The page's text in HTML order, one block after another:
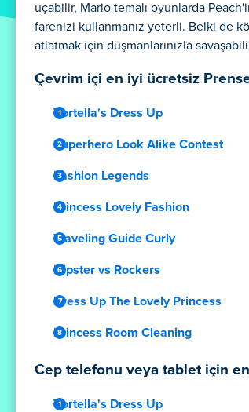
uçabilir, Mario temalı oyunlarda
farenizi kullanmanız yeterli. Belki de
atlatmak için düşmanlarınızla
Çevrim içi en iyi ücretsiz
Vortella's Dress Up
Superhero Look Alike Contest
Fashion Legends
Princess Lovely Fashion
Traveling Guide Curly
Hipster vs Rockers
Dress Up The Lovely Princess
Princess Room Cleaning
Cep telefonu veya tablet için
Vortella's Dress Up